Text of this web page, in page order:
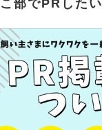
部でPRしたい